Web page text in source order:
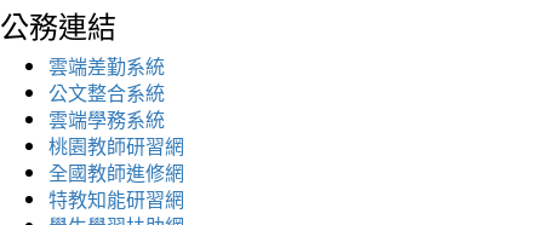
公務連結
雲端差勤系統
公文整合系統
雲端學務系統
桃園教師研習網
全國教師進修網
特教知能研習網